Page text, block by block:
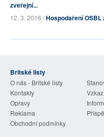
zveřejní...
12. 3. 2016 /Hospodaření OSBL
Britské listy
O nás - Britské listy
Kontakty
Opravy
Reklama
Obchodní podmínky